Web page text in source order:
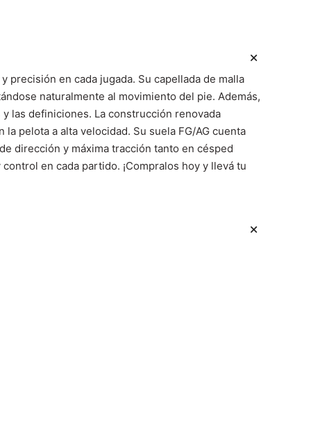
precisión en cada jugada. Su capellada de malla
naturalmente al movimiento del pie. Además,
las definiciones. La construcción renovada
pelota a alta velocidad. Su suela FG/AG cuenta
dirección y máxima tracción tanto en césped
en cada partido. ¡Compralos hoy y llevá tu